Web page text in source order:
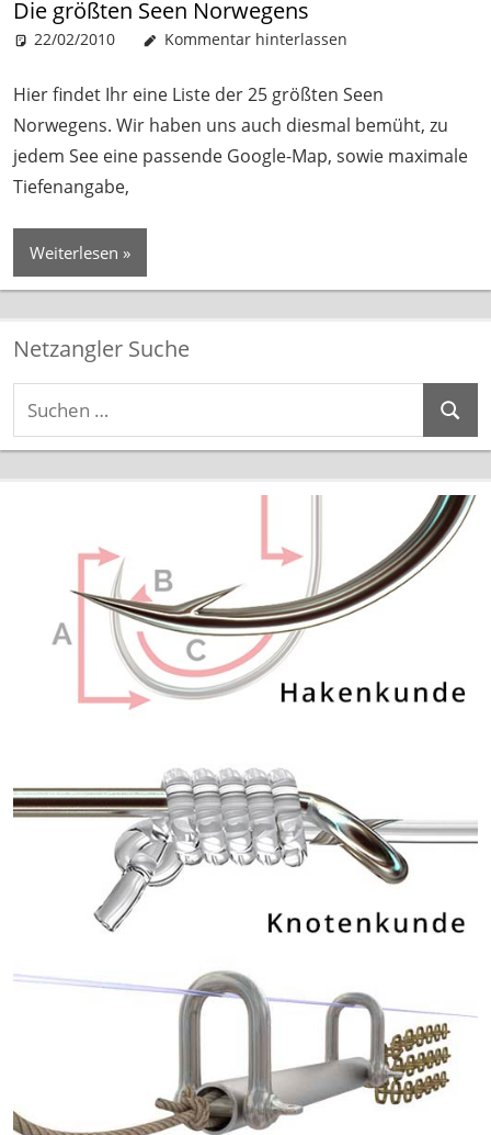
Die größten Seen Norwegens
22/02/2010 Patrick
Gewässer
Kommentar hinterlassen
Hier findet Ihr eine Liste der 25 größten Seen
Norwegens. Wir haben uns auch diesmal bemüht, zu
jedem See eine passende Google-Map, sowie maximale
Tiefenangabe,
Weiterlesen
Netzangler Suche
Suchen
nach: